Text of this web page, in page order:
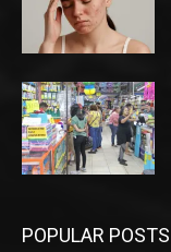
POPULAR POSTS